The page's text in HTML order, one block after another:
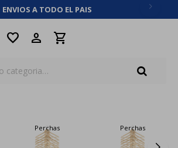
ENVIOS A TODO EL PAIS
favorite
Perchas Perchas